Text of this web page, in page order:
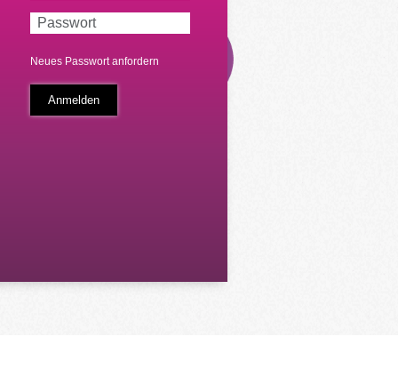
Neues Passwort anfordern